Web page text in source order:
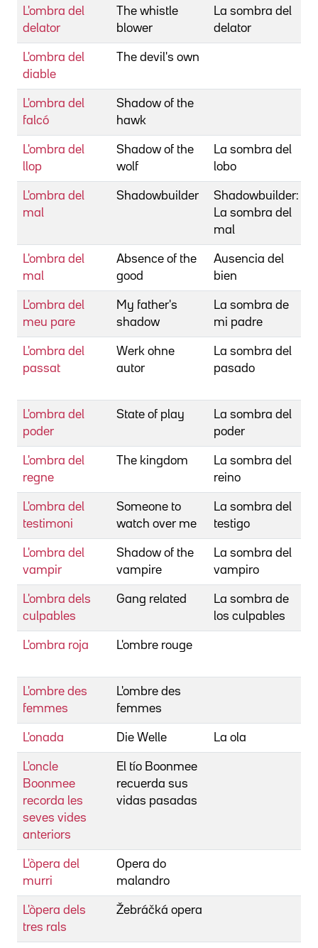
L'ombra del
delator
The whistle
blower
La sombra del
delator
L'ombra del
diable
The devil's own
L'ombra del
falcó
Shadow of the
hawk
L'ombra del
llop
Shadow of the
wolf
La sombra del
lobo
L'ombra del
mal
Shadowbuilder
Shadowbuilder:
La sombra del
mal
L'ombra del
mal
Absence of the
good
Ausencia del
bien
L'ombra del
meu pare
My father's
shadow
La sombra de
mi padre
L'ombra del
passat
Werk ohne
autor
La sombra del
pasado
L'ombra del
poder
State of play
La sombra del
poder
L'ombra del
regne
The kingdom
La sombra del
reino
L'ombra del
testimoni
Someone to
watch over me
La sombra del
testigo
L'ombra del
vampir
Shadow of the
vampire
La sombra del
vampiro
L'ombra dels
culpables
Gang related
La sombra de
los culpables
L'ombra roja L'ombre rouge
L'ombre des
femmes
L'ombre des
femmes
L'onada Die Welle La ola
L'oncle
Boonmee
recorda les
seves vides
anteriors
El tío Boonmee
recuerda sus
vidas pasadas
L'òpera del
murri
Opera do
malandro
L'òpera dels
tres rals
Žebráčká opera